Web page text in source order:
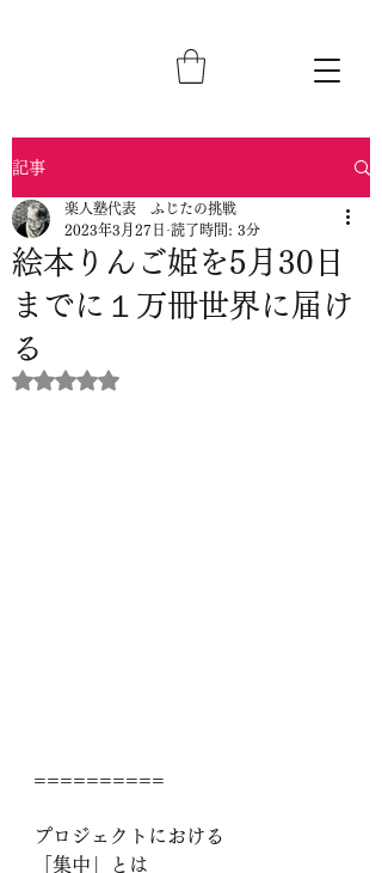
記事
絵本りんご姫を5月30日
までに１万冊世界に届け
る
楽人塾代表 ふじたの挑戦
2023年3月27日 読了時間: 3分
5つ星のうちNaNと評価されています。
==========
プロジェクトにおける
「集中」とは